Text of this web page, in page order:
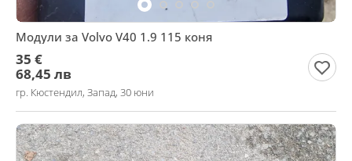
Модули за Volvo V40 1.9 115 коня
35 €
68,45 лв
гр. Кюстендил, Запад, 30 юни